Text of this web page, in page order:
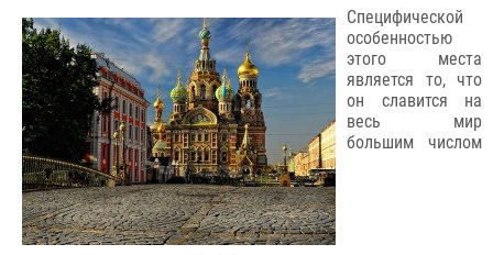
Специфической
особенностью
этого места
является то, что
он славится на
весь мир
большим числом